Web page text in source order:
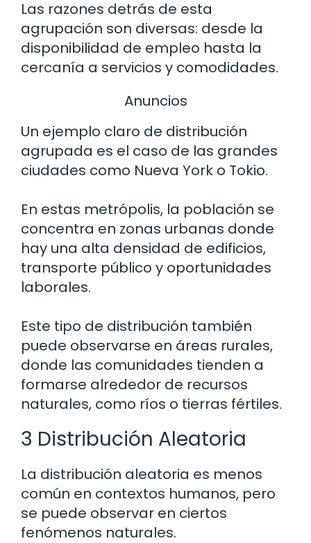
Las razones detrás de esta
agrupación son diversas: desde la
disponibilidad de empleo hasta la
cercanía a servicios y comodidades.
Anuncios
Un ejemplo claro de distribución
agrupada es el caso de las grandes
ciudades como Nueva York o Tokio.
En estas metrópolis, la población se
concentra en zonas urbanas donde
hay una alta densidad de edificios,
transporte público y oportunidades
laborales.
Este tipo de distribución también
puede observarse en áreas rurales,
donde las comunidades tienden a
formarse alrededor de recursos
naturales, como ríos o tierras fértiles.
3 Distribución Aleatoria
La distribución aleatoria es menos
común en contextos humanos, pero
se puede observar en ciertos
fenómenos naturales.